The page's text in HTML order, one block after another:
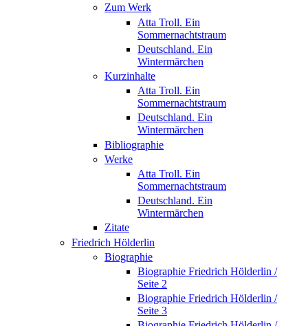
Zum Werk
Atta Troll. Ein
Sommernachtstraum
Deutschland. Ein
Wintermärchen
Kurzinhalte
Atta Troll. Ein
Sommernachtstraum
Deutschland. Ein
Wintermärchen
Bibliographie
Werke
Atta Troll. Ein
Sommernachtstraum
Deutschland. Ein
Wintermärchen
Zitate
Friedrich Hölderlin
Biographie
Biographie Friedrich Hölderlin /
Seite 2
Biographie Friedrich Hölderlin /
Seite 3